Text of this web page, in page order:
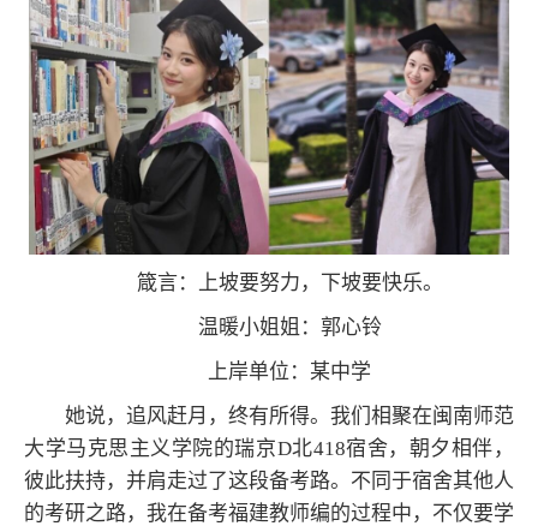
箴言：上坡要努力，下坡要快乐。
温暖小姐姐：郭心铃
上岸单位：某中学
她说，追风赶月，终有所得。我们相聚在闽南师范
大学马克思主义学院的瑞京D北418宿舍，朝夕相伴，
彼此扶持，并肩走过了这段备考路。不同于宿舍其他人
的考研之路，我在备考福建教师编的过程中，不仅要学